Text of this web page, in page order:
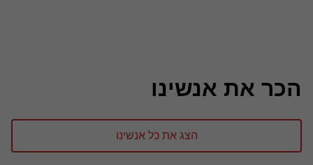
הכר את אנשינו
הצג את כל אנשינו